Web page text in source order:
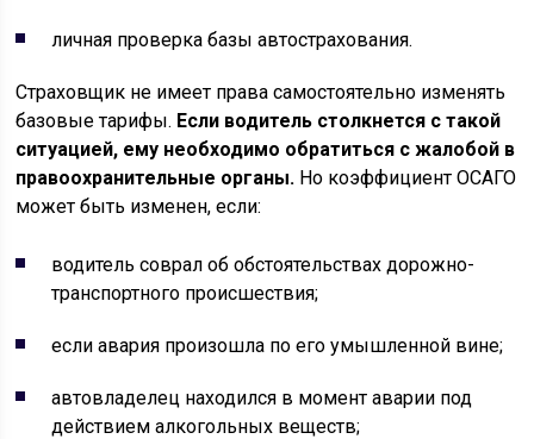
личная проверка базы автострахования.
Страховщик не имеет права самостоятельно изменять
базовые тарифы. Если водитель столкнется с такой
ситуацией, ему необходимо обратиться с жалобой в
правоохранительные органы. Но коэффициент ОСАГО
может быть изменен, если:
водитель соврал об обстоятельствах дорожно-
транспортного происшествия;
если авария произошла по его умышленной вине;
автовладелец находился в момент аварии под
действием алкогольных веществ;